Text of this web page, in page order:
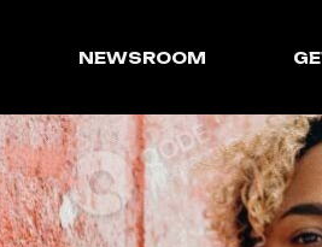
NEWSROOM